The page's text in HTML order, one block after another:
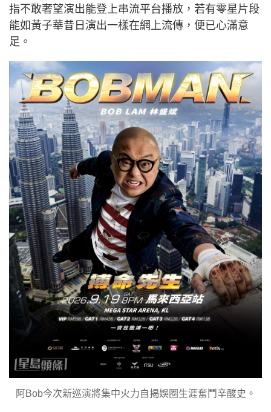
指不敢奢望演出能登上串流平台播放，若有零星片段
能如黃子華昔日演出一樣在網上流傳，便已心滿意
足。
阿Bob今次新巡演將集中火力自揭娛圈生涯奮鬥辛酸史。